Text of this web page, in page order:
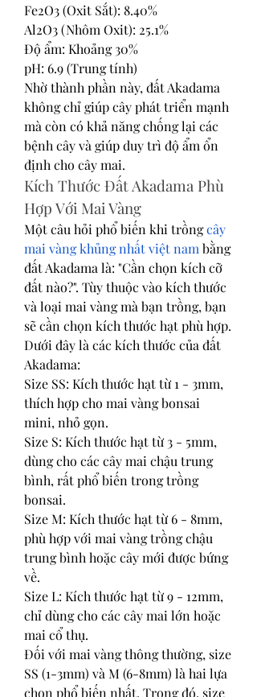
Fe2O3 (Oxit Sắt): 8.40%
Al2O3 (Nhôm Oxit): 25.1%
Độ ẩm: Khoảng 30%
pH: 6.9 (Trung tính)
Nhờ thành phần này, đất Akadama
không chỉ giúp cây phát triển mạnh
mà còn có khả năng chống lại các
bệnh cây và giúp duy trì độ ẩm ổn
định cho cây mai.
Kích Thước Đất Akadama Phù
Hợp Với Mai Vàng
Một câu hỏi phổ biến khi trồng cây
mai vàng khủng nhất việt nam bằng
đất Akadama là: "Cần chọn kích cỡ
đất nào?". Tùy thuộc vào kích thước
và loại mai vàng mà bạn trồng, bạn
sẽ cần chọn kích thước hạt phù hợp.
Dưới đây là các kích thước của đất
Akadama:
Size SS: Kích thước hạt từ 1 - 3mm,
thích hợp cho mai vàng bonsai
mini, nhỏ gọn.
Size S: Kích thước hạt từ 3 - 5mm,
dùng cho các cây mai chậu trung
bình, rất phổ biến trong trồng
bonsai.
Size M: Kích thước hạt từ 6 - 8mm,
phù hợp với mai vàng trồng chậu
trung bình hoặc cây mới được bứng
về.
Size L: Kích thước hạt từ 9 - 12mm,
chỉ dùng cho các cây mai lớn hoặc
mai cổ thụ.
Đối với mai vàng thông thường, size
SS (1-3mm) và M (6-8mm) là hai lựa
chọn phổ biến nhất. Trong đó, size